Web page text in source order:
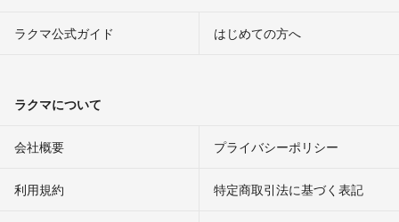
ラクマ公式ガイド はじめての方へ
ラクマについて
会社概要 プライバシーポリシー
利用規約 特定商取引法に基づく表記